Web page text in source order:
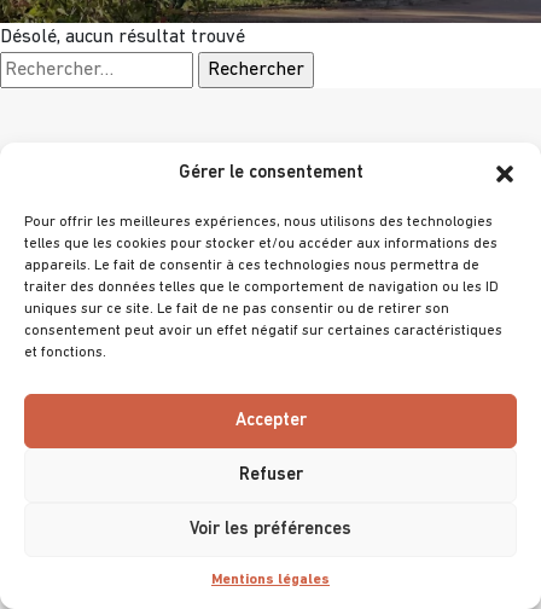
Gérer le consentement
Pour offrir les meilleures expériences, nous utilisons des technologies
telles que les cookies pour stocker et/ou accéder aux informations des
appareils. Le fait de consentir à ces technologies nous permettra de
traiter des données telles que le comportement de navigation ou les ID
uniques sur ce site. Le fait de ne pas consentir ou de retirer son
consentement peut avoir un effet négatif sur certaines caractéristiques
et fonctions.
Accepter
Refuser
Voir les préférences
Mentions légales
Désolé, aucun résultat trouvé
Rechercher :
Tous droits réservés